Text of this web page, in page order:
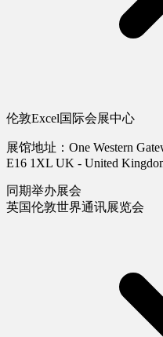
伦敦Excel国际会展中心
展馆地址：One Western
E16 1XL UK - United
同期举办展会
英国伦敦世界通讯展览会